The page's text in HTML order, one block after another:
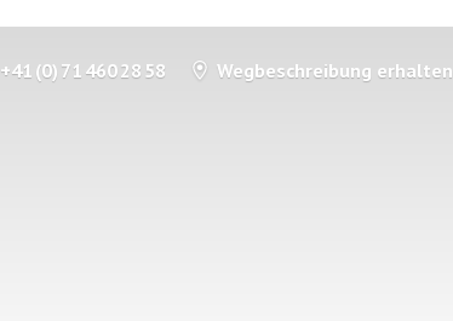
+41 (0) 71 460 28 58 Wegbeschreibung erhalten